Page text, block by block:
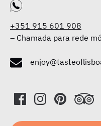
+351 915 601 908
– Chamada para rede